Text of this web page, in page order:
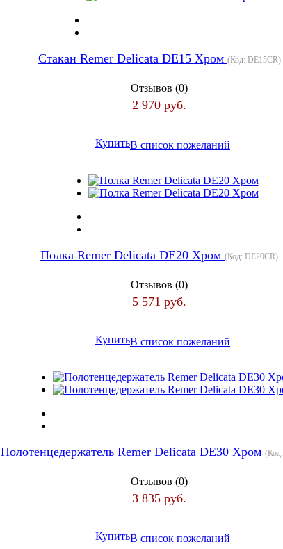
Стакан Remer Delicata DE15 Хром (Код: DE15CR)
Отзывов (0)
2 970 руб.
КупитьВ список пожеланий
Полка Remer Delicata DE20 Хром (Код: DE20CR)
Отзывов (0)
5 571 руб.
КупитьВ список пожеланий
Полотенцедержатель Remer Delicata DE30 Хром (Код:
Отзывов (0)
3 835 руб.
КупитьВ список пожеланий